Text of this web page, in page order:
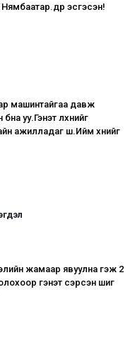
эсгэсэн!
машинтайгаа давж
уу.Гэнэт лхүнийг
ажилладаг шүү.Ийм хүнийг
жамаар явуулна гэж 2
гэнэт сэрсэн шиг